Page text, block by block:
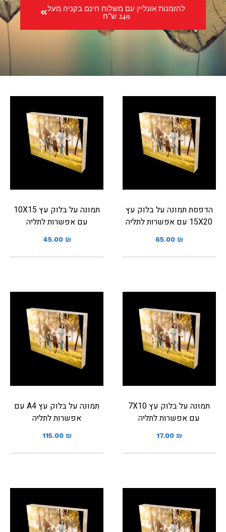
להזמנות אונליין עם משלוח חינם בקניה מעל
249 ש”ח
הדפסת תמונה על בלוק עץ
15X20 עם אפשרות לתליה
65.00 ₪
תמונה על בלוק עץ 10X15
עם אפשרות לתליה
45.00 ₪
תמונה על בלוק עץ 7X10
עם אפשרות לתליה
17.00 ₪
תמונה על בלוק עץ A4 עם
אפשרות לתליה
115.00 ₪